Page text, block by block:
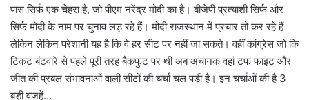
पास सिर्फ एक चेहरा है, जो पीएम नरेंद्र मोदी का है। बीजेपी प्रत्याशी सिर्फ और
सिर्फ मोदी के नाम पर चुनाव लड़ रहे हैं। मोदी राजस्थान में प्रचार तो कर रहे हैं
लेकिन लेकिन परेशानी यह है कि वे हर सीट पर नहीं जा सकते। वहीं कांग्रेस जो कि
टिकट बंटवारे से पहले पूरी तरह बैकफुट पर थी अब अचानक वहां टफ फाइट और
जीत की प्रबल संभावनाओं वाली सीटों की चर्चा चल पड़ी है। इन चर्चाओं की है 3
बड़ी वजहें…